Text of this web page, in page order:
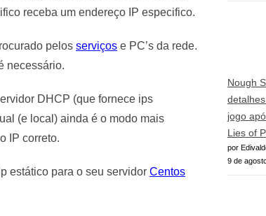
receba um endereço IP especifico.
pelos serviços e PC’s da rede.
necessário.
DHCP (que fornece ips
(e local) ainda é o modo mais
IP correto.
estático para o seu servidor Centos
Nough
jogo
Lies of P
por
9 de